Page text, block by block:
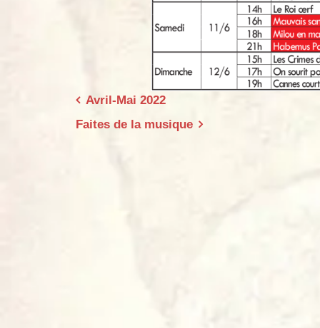
Navigation
de
Avril-Mai 2022
Faites de la musique